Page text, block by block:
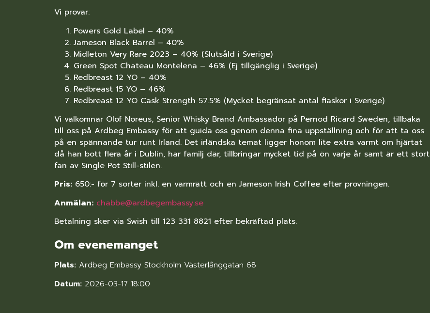
Vi provar:
Powers Gold Label – 40%
Jameson Black Barrel – 40%
Midleton Very Rare 2023 – 40% (Slutsåld i Sverige)
Green Spot Chateau Montelena – 46% (Ej tillgänglig i Sverige)
Redbreast 12 YO – 40%
Redbreast 15 YO – 46%
Redbreast 12 YO Cask Strength 57.5% (Mycket begränsat antal flaskor i Sverige)
Vi välkomnar Olof Noreus, Senior Whisky Brand Ambassador på Pernod Ricard Sweden, tillbaka
till oss på Ardbeg Embassy för att guida oss genom denna fina uppställning och för att ta oss
på en spännande tur runt Irland. Det irländska temat ligger honom lite extra varmt om hjärtat
då han bott flera år i Dublin, har familj där, tillbringar mycket tid på ön varje år samt är ett stort
fan av Single Pot Still-stilen.
Pris: 650:- för 7 sorter inkl. en varmrätt och en Jameson Irish Coffee efter provningen.
Anmälan: chabbe@ardbegembassy.se
Betalning sker via Swish till 123 331 8821 efter bekräftad plats.
Om evenemanget
Plats: Ardbeg Embassy Stockholm Västerlånggatan 68
Datum: 2026-03-17 18:00